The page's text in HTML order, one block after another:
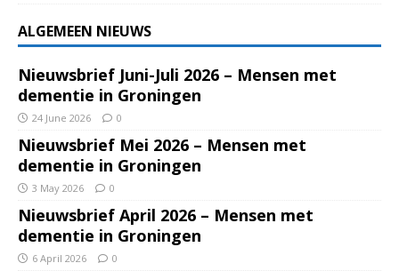
ALGEMEEN NIEUWS
Nieuwsbrief Juni-Juli 2026 – Mensen met
dementie in Groningen
24 June 2026 0
Nieuwsbrief Mei 2026 – Mensen met
dementie in Groningen
3 May 2026 0
Nieuwsbrief April 2026 – Mensen met
dementie in Groningen
6 April 2026 0